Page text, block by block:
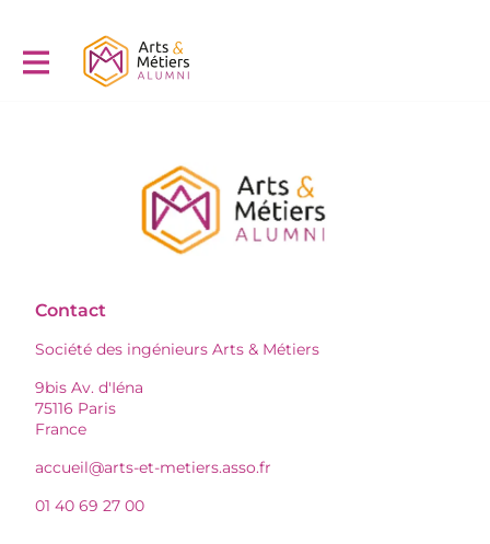
Contact
Société des ingénieurs Arts & Métiers
9bis Av. d'Iéna
75116 Paris
France
accueil@arts-et-metiers.asso.fr
01 40 69 27 00